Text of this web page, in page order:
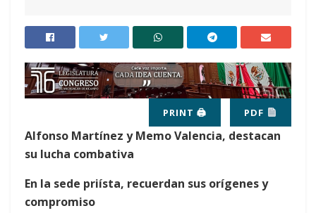
PRINT 🖨 PDF
Alfonso Martínez y Memo Valencia, destacan
su lucha combativa
En la sede priísta, recuerdan sus orígenes y
compromiso